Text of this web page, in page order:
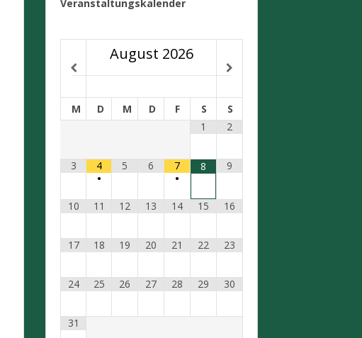
Veranstaltungskalender
August 2026
M D M D F S
S
1
2
3
4
•
5 6
7
•
8 9
10 11 12 13 14 15 16
17 18 19 20 21 22 23
24 25 26 27 28 29 30
31